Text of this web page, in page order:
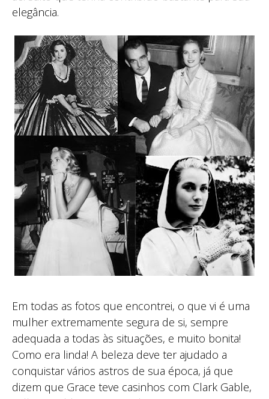
elegância.
Em todas as fotos que encontrei, o que vi é uma
mulher extremamente segura de si, sempre
adequada a todas às situações, e muito bonita!
Como era linda! A beleza deve ter ajudado a
conquistar vários astros de sua época, já que
dizem que Grace teve casinhos com Clark Gable,